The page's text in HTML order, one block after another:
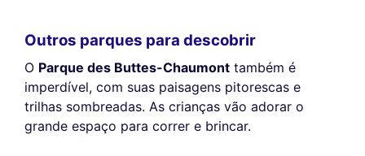
Outros parques para descobrir
O Parque des Buttes-Chaumont também é
imperdível, com suas paisagens pitorescas e
trilhas sombreadas. As crianças vão adorar o
grande espaço para correr e brincar.